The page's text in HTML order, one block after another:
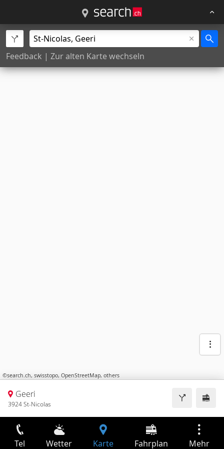
Feedback | Zur alten Karte wechseln
©search.ch, swisstopo, OpenStreetMap, others
Geeri
3924 St-Nicolas
Tel Wetter Karte Fahrplan Mehr